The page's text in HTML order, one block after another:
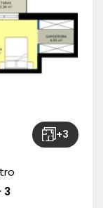
+3
3